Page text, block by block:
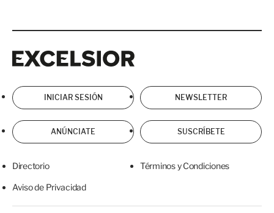
INICIAR SESIÓN NEWSLETTER
ANÚNCIATE SUSCRÍBETE
Directorio Términos y Condiciones
Aviso de Privacidad